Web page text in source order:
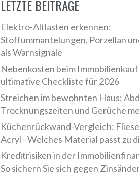
LETZTE BEITRÄGE
Elektro-Altlasten erkennen:
Stoffummantelungen, Porzellan
als Warnsignale
Nebenkosten beim
ultimative Checkliste für 2026
Streichen im bewohnten Haus:
Trocknungszeiten und Gerüche
Küchenrückwand-Vergleich:
Acryl - Welches Material passt zu
Kreditrisiken in der
So sichern Sie sich gegen